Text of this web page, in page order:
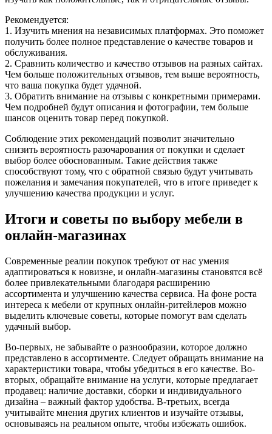
Рекомендуется:
1. Изучить мнения на независимых платформах. Это поможет
получить более полное представление о качестве товаров и
обслуживания.
2. Сравнить количество и качество отзывов на разных сайтах.
Чем больше положительных отзывов, тем выше вероятность,
что ваша покупка будет удачной.
3. Обратить внимание на отзывы с конкретными примерами.
Чем подробней будут описания и фотографии, тем больше
шансов оценить товар перед покупкой.
Соблюдение этих рекомендаций позволит значительно
снизить вероятность разочарования от покупки и сделает
выбор более обоснованным. Такие действия также
способствуют тому, что с обратной связью будут учитывать
пожелания и замечания покупателей, что в итоге приведет к
улучшению качества продукции и услуг.
Итоги и советы по выбору мебели в
онлайн-магазинах
Современные реалии покупок требуют от нас умения
адаптироваться к новизне, и онлайн-магазины становятся всё
более привлекательными благодаря расширению
ассортимента и улучшению качества сервиса. На фоне роста
интереса к мебели от крупных онлайн-ритейлеров можно
выделить ключевые советы, которые помогут вам сделать
удачный выбор.
Во-первых, не забывайте о разнообразии, которое должно
представлено в ассортименте. Следует обращать внимание на
характеристики товара, чтобы убедиться в его качестве. Во-
вторых, обращайте внимание на услуги, которые предлагает
продавец: наличие доставки, сборки и индивидуального
дизайна – важный фактор удобства. В-третьих, всегда
учитывайте мнения других клиентов и изучайте отзывы,
основываясь на реальном опыте, чтобы избежать ошибок.